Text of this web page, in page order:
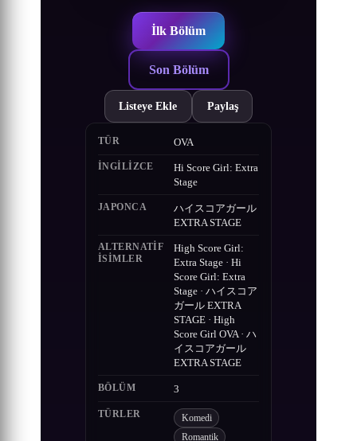
İlk Bölüm
Son Bölüm
Listeye Ekle Paylaş
TÜR OVA
İNGILIZCE
Hi Score Girl: Extra
Stage
JAPONCA
ハイスコアガール
EXTRA STAGE
ALTERNATIF
ISIMLER
High Score Girl:
Extra Stage · Hi
Score Girl: Extra
Stage · ハイスコア
ガール EXTRA
STAGE · High
Score Girl OVA · ハ
イスコアガール
EXTRA STAGE
BÖLÜM 3
TÜRLER Komedi
Romantik